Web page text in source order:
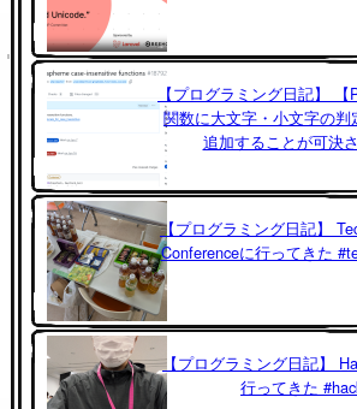
【プログラミング日記】
関数に大文字・小文字の判
追加することが可決
【プログラミング日記】
Conferenceに行ってきた
【プログラミング日記】
行ってきた